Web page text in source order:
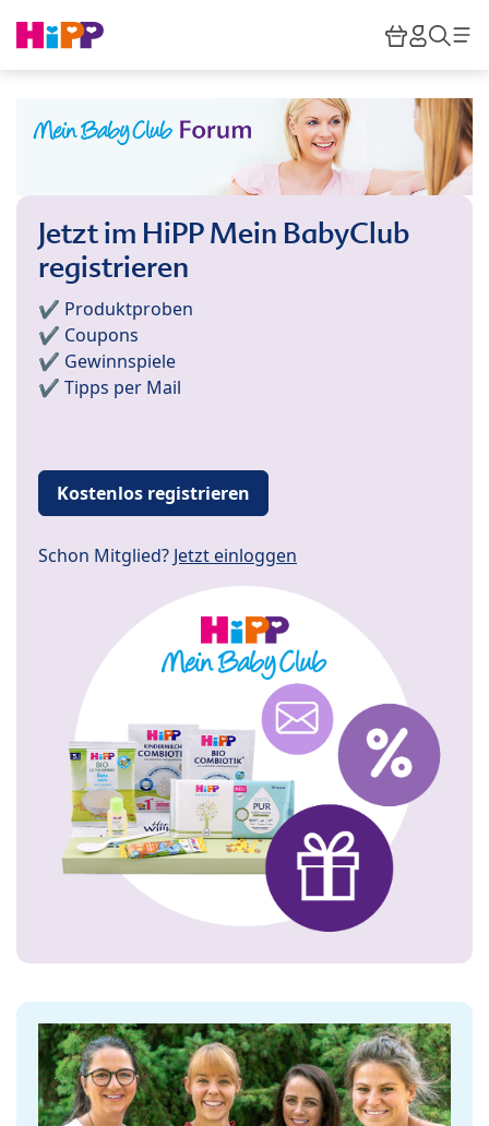
HiPP
Jetzt im HiPP Mein BabyClub
registrieren
✔️ Produktproben
✔️ Coupons
✔️ Gewinnspiele
✔️ Tipps per Mail
Kostenlos registrieren
Schon Mitglied? Jetzt einloggen